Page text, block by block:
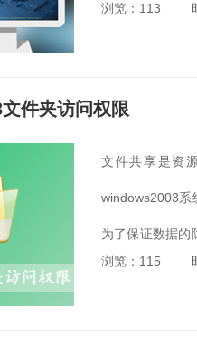
浏览：113
件夹访问权限
文件共享是资
windows2003
为了保证数据的
但是这个操作该
浏览：115